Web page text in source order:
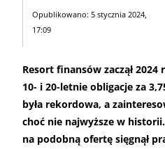
Opublikowano: 5 stycznia 2024,
17:09
Resort finansów zaczął
10- i 20-letnie obligacje za
była rekordowa, a
choć nie najwyższe w
na podobną ofertę sięgnął